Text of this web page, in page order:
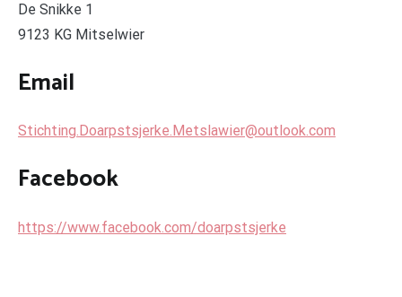
De Snikke 1
9123 KG Mitselwier
Email
Stichting.Doarpstsjerke.Metslawier@outlook.com
Facebook
https://www.facebook.com/doarpstsjerke